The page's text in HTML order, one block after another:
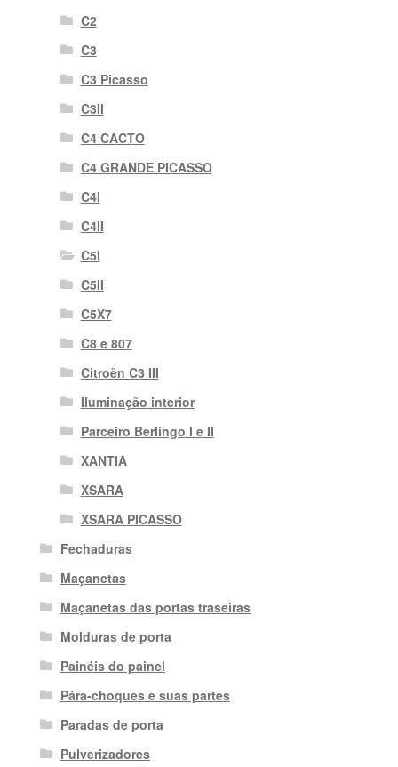
C2
C3
C3 Picasso
C3II
C4 CACTO
C4 GRANDE PICASSO
C4I
C4II
C5I
C5II
C5X7
C8 e 807
Citroën C3 III
Iluminação interior
Parceiro Berlingo I e II
XANTIA
XSARA
XSARA PICASSO
Fechaduras
Maçanetas
Maçanetas das portas traseiras
Molduras de porta
Painéis do painel
Pára-choques e suas partes
Paradas de porta
Pulverizadores